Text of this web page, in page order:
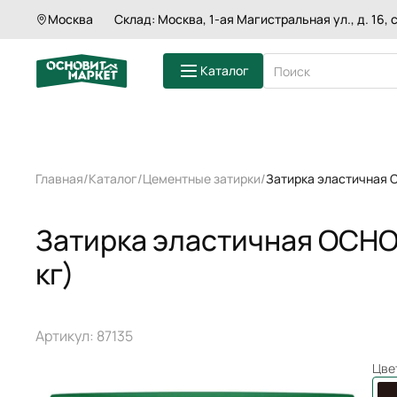
Москва Склад: Москва, 1-ая Магистральная ул., д. 16,
Каталог
ШПАКЛЕВКИ
КЛЕИ ДЛЯ
Главная Каталог Цементные затирки Затирка
Затирка эластичная ОСНОВИТ
Затирка эластичная
кг)
Артикул: 87135